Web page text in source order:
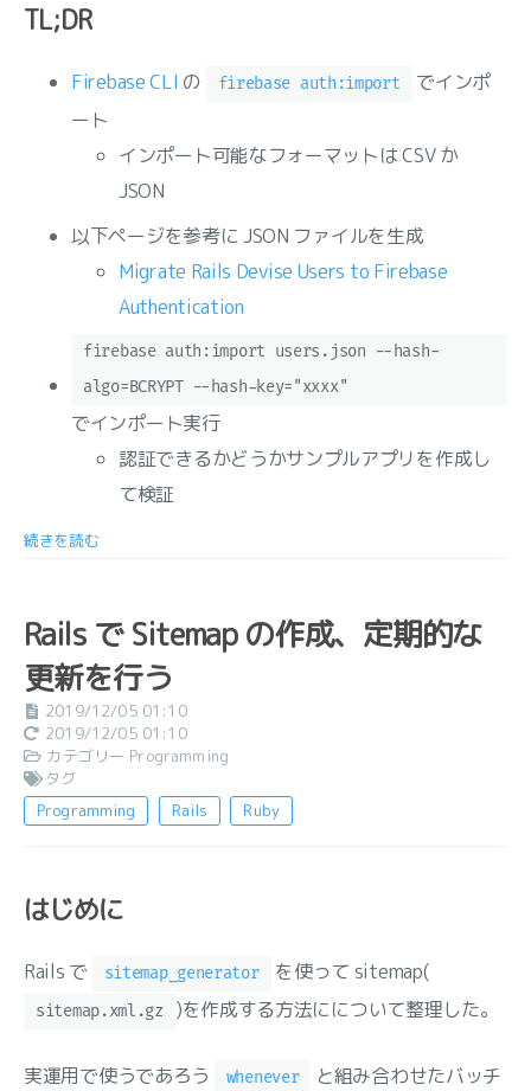
TL;DR
Firebase CLI の firebase auth:import
でインポ
ート
インポート可能なフォーマットは CSV か
JSON
以下ページを参考に JSON ファイルを生成
Migrate Rails Devise Users to Firebase
Authentication
firebase auth:import users.json --hash-
algo=BCRYPT --hash-key="xxxx"
でインポート実行
認証できるかどうかサンプルアプリを作成し
て検証
続きを読む
Rails で Sitemap の作成、定期的な
更新を行う
2019/12/05 01:10
2019/12/05 01:10
カテゴリー Programming
タグ
Programming
Rails Ruby
はじめに
Rails で sitemap_generator を使って sitemap(
sitemap.xml.gz )を作成する方法にについて整理した。
実運用で使うであろう whenever と組み合わせたバッチ